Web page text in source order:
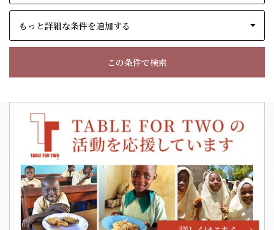
もっと詳細な条件を追加する
この条件で検索